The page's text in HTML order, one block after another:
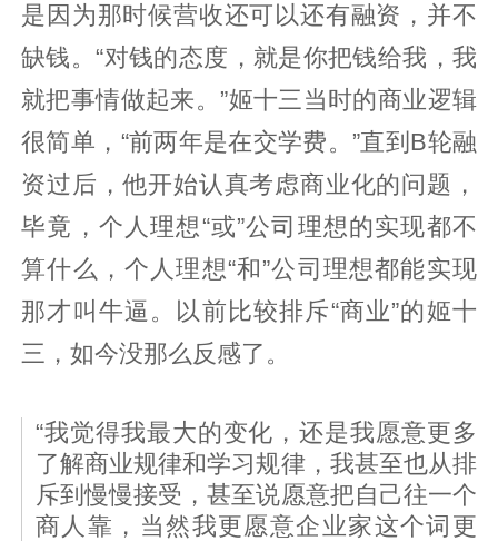
是因为那时候营收还可以还有融资，并不
缺钱。“对钱的态度，就是你把钱给我，我
就把事情做起来。”姬十三当时的商业逻辑
很简单，“前两年是在交学费。”直到B轮融
资过后，他开始认真考虑商业化的问题，
毕竟，个人理想“或”公司理想的实现都不
算什么，个人理想“和”公司理想都能实现
那才叫牛逼。以前比较排斥“商业”的姬十
三，如今没那么反感了。
“我觉得我最大的变化，还是我愿意更多
了解商业规律和学习规律，我甚至也从排
斥到慢慢接受，甚至说愿意把自己往一个
商人靠，当然我更愿意企业家这个词更